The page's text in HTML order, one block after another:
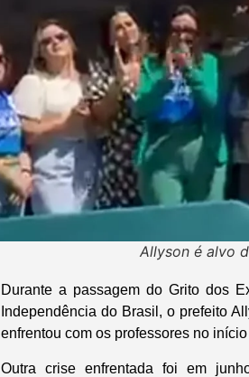
Allyson é alvo
Durante a passagem do Grito dos
Independência do Brasil, o prefeito
enfrentou com os professores no
Outra crise enfrentada foi em